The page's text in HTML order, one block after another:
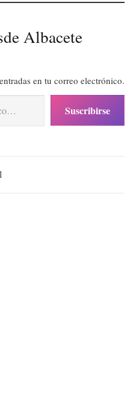
Albacete
en tu correo electrónico.
Suscribirse